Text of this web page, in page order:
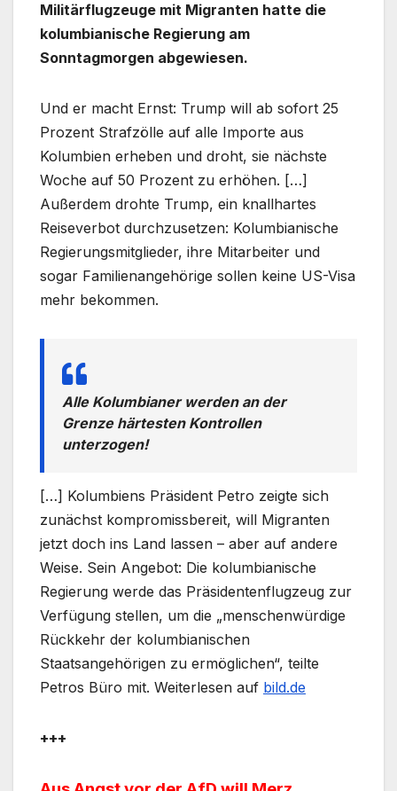
Militärflugzeuge mit Migranten hatte die
kolumbianische Regierung am
Sonntagmorgen abgewiesen.
Und er macht Ernst: Trump will ab sofort 25
Prozent Strafzölle auf alle Importe aus
Kolumbien erheben und droht, sie nächste
Woche auf 50 Prozent zu erhöhen. […]
Außerdem drohte Trump, ein knallhartes
Reiseverbot durchzusetzen: Kolumbianische
Regierungsmitglieder, ihre Mitarbeiter und
sogar Familienangehörige sollen keine US-Visa
mehr bekommen.
Alle Kolumbianer werden an der
Grenze härtesten Kontrollen
unterzogen!
[…] Kolumbiens Präsident Petro zeigte sich
zunächst kompromissbereit, will Migranten
jetzt doch ins Land lassen – aber auf andere
Weise. Sein Angebot: Die kolumbianische
Regierung werde das Präsidentenflugzeug zur
Verfügung stellen, um die „menschenwürdige
Rückkehr der kolumbianischen
Staatsangehörigen zu ermöglichen“, teilte
Petros Büro mit. Weiterlesen auf bild.de
+++